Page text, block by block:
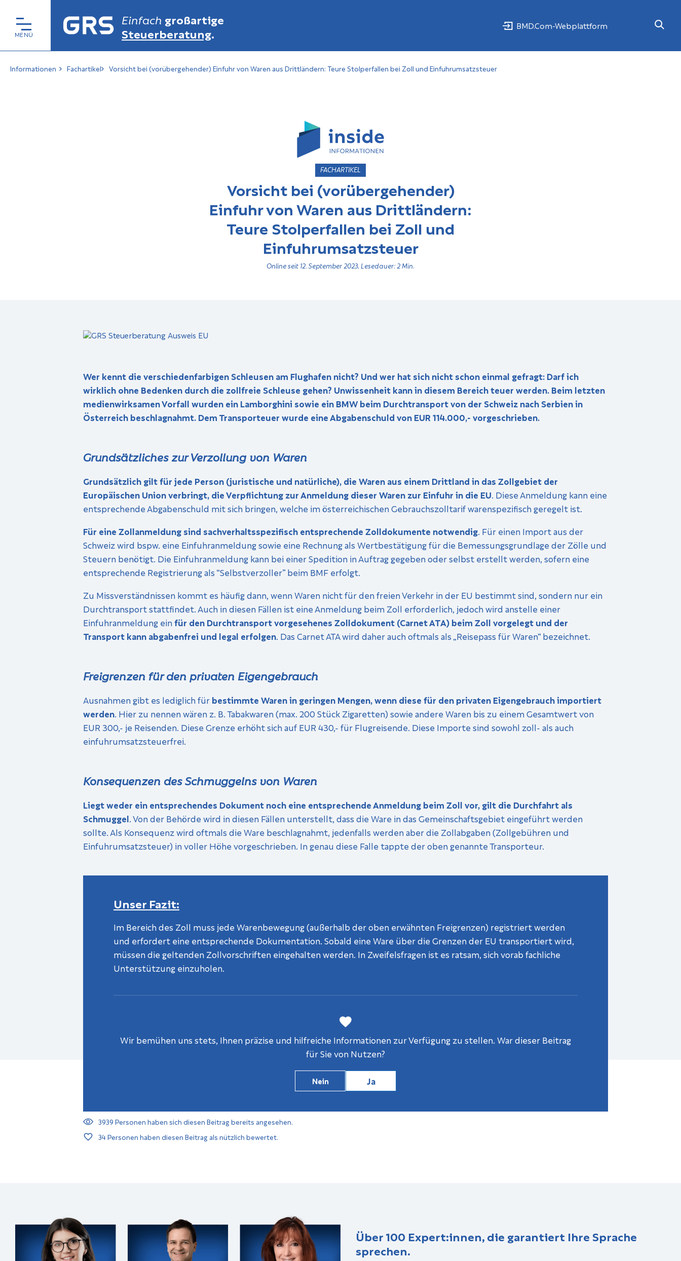
Einfach großartige
Steuerberatung. BMD.Com-Webplattform
Informationen Fachartikel Vorsicht bei (vorübergehender) Einfuhr von Waren aus Drittländern: Teure Stolperfallen bei Zoll und Einfuhrumsatzsteuer
FACHARTIKEL
Vorsicht bei (vorübergehender)
Einfuhr von Waren aus Drittländern:
Teure Stolperfallen bei Zoll und
Einfuhrumsatzsteuer
Online seit 12. September 2023, Lesedauer: 2 Min.
Wer kennt die verschiedenfarbigen Schleusen am Flughafen nicht? Und wer hat sich nicht schon einmal gefragt: Darf ich
wirklich ohne Bedenken durch die zollfreie Schleuse gehen? Unwissenheit kann in diesem Bereich teuer werden. Beim letzten
medienwirksamen Vorfall wurden ein Lamborghini sowie ein BMW beim Durchtransport von der Schweiz nach Serbien in
Österreich beschlagnahmt. Dem Transporteuer wurde eine Abgabenschuld von EUR 114.000,- vorgeschrieben.
Grundsätzliches zur Verzollung von Waren
Grundsätzlich gilt für jede Person (juristische und natürliche), die Waren aus einem Drittland in das Zollgebiet der
Europäischen Union verbringt, die Verpflichtung zur Anmeldung dieser Waren zur Einfuhr in die EU. Diese Anmeldung kann eine
entsprechende Abgabenschuld mit sich bringen, welche im österreichischen Gebrauchszolltarif warenspezifisch geregelt ist.
Für eine Zollanmeldung sind sachverhaltsspezifisch entsprechende Zolldokumente notwendig. Für einen Import aus der
Schweiz wird bspw. eine Einfuhranmeldung sowie eine Rechnung als Wertbestätigung für die Bemessungsgrundlage der Zölle und
Steuern benötigt. Die Einfuhranmeldung kann bei einer Spedition in Auftrag gegeben oder selbst erstellt werden, sofern eine
entsprechende Registrierung als “Selbstverzoller” beim BMF erfolgt.
Zu Missverständnissen kommt es häufig dann, wenn Waren nicht für den freien Verkehr in der EU bestimmt sind, sondern nur ein
Durchtransport stattfindet. Auch in diesen Fällen ist eine Anmeldung beim Zoll erforderlich, jedoch wird anstelle einer
Einfuhranmeldung einfür den Durchtransport vorgesehenes Zolldokument (Carnet ATA) beim Zoll vorgelegt und der
Transport kann abgabenfrei und legal erfolgen. Das Carnet ATA wird daher auch oftmals als „Reisepass für Waren“ bezeichnet.
Freigrenzen für den privaten Eigengebrauch
Ausnahmen gibt es lediglich fürbestimmte Waren in geringen Mengen, wenn diese für den privaten Eigengebrauch importiert
werden. Hier zu nennen wären z. B. Tabakwaren (max. 200 Stück Zigaretten) sowie andere Waren bis zu einem Gesamtwert von
EUR 300,- je Reisenden. Diese Grenze erhöht sich auf EUR 430,- für Flugreisende. Diese Importe sind sowohl zoll- als auch
einfuhrumsatzsteuerfrei.
Konsequenzen des Schmuggelns von Waren
Liegt weder ein entsprechendes Dokument noch eine entsprechende Anmeldung beim Zoll vor, gilt die Durchfahrt als
Schmuggel. Von der Behörde wird in diesen Fällen unterstellt, dass die Ware in das Gemeinschaftsgebiet eingeführt werden
sollte. Als Konsequenz wird oftmals die Ware beschlagnahmt, jedenfalls werden aber die Zollabgaben (Zollgebühren und
Einfuhrumsatzsteuer) in voller Höhe vorgeschrieben. In genau diese Falle tappte der oben genannte Transporteur.
Unser Fazit:
Im Bereich des Zoll muss jede Warenbewegung (außerhalb der oben erwähnten Freigrenzen) registriert werden
und erfordert eine entsprechende Dokumentation. Sobald eine Ware über die Grenzen der EU transportiert wird,
müssen die geltenden Zollvorschriften eingehalten werden. In Zweifelsfragen ist es ratsam, sich vorab fachliche
Unterstützung einzuholen.
Wir bemühen uns stets, Ihnen präzise und hilfreiche Informationen zur Verfügung zu stellen. War dieser Beitrag
für Sie von Nutzen?
Nein Ja
3939Personen haben sich diesen Beitrag bereits angesehen.
34Personen haben diesen Beitrag als nützlich bewertet.
Über 100 Expert:innen, die garantiert Ihre Sprache
sprechen.